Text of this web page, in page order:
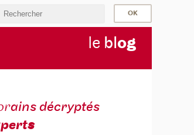
le blog
ains décryptés
s